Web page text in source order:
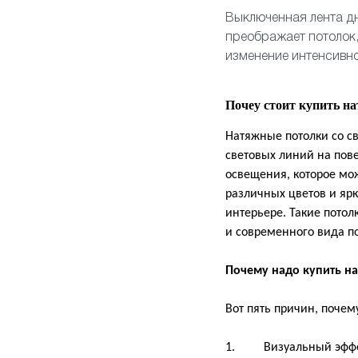
Выключенная лента
преображает
изменение
Почеу стоит купить
Натяжные потолки со
световых линий на
освещения, которое
различных цветов и
интерьере. Такие
и современного вида
Почему надо купить
Вот пять причин,
1. Визуальный